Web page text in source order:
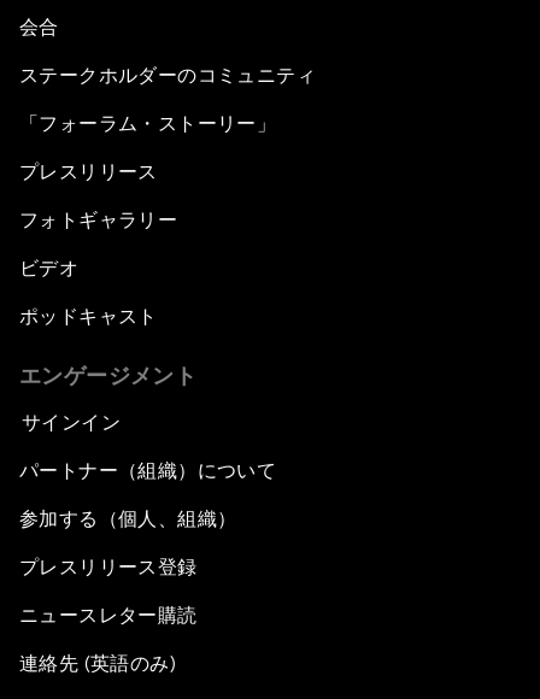
会合
ステークホルダーのコミュニティ
「フォーラム・ストーリー」
プレスリリース
フォトギャラリー
ビデオ
ポッドキャスト
エンゲージメント
サインイン
パートナー（組織）について
参加する（個人、組織）
プレスリリース登録
ニュースレター購読
連絡先 (英語のみ)